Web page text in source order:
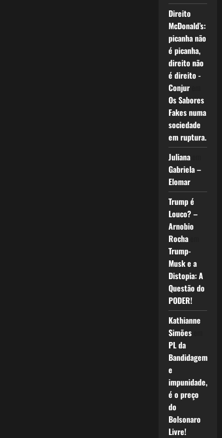
Direito
McDonald’s:
picanha não
é picanha,
direito não
é direito -
Conjurem
Os Sabores
Fakes numa
sociedade
em ruptura.
Julianaem
Gabriela –
Elomar
Trump é
Louco? –
Arnobio
Rochaem
Trump-
Musk e a
Distopia: A
Questão do
PODER!
Kathianne
Simõesem
PL da
Bandidagem
e
impunidade,
é o preço
do
Bolsonaro
Livre!